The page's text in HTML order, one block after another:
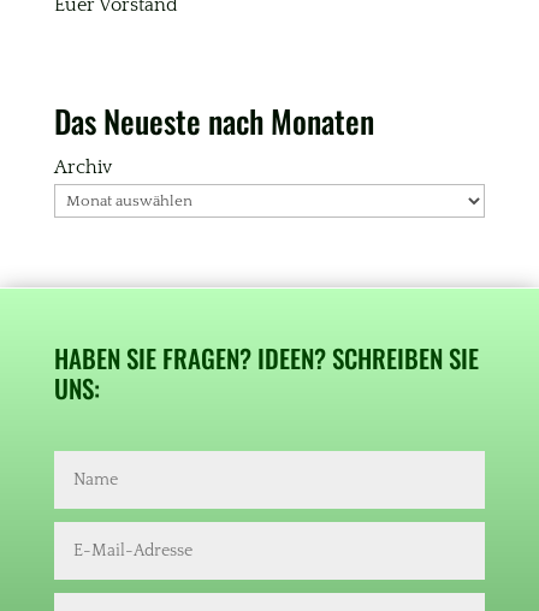
Euer Vorstand
Das Neueste nach Monaten
Archiv
HABEN SIE FRAGEN? IDEEN? SCHREIBEN SIE
UNS: